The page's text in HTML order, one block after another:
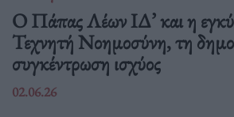
Ο Πάπας Λέων ΙΔ’ και η
Τεχνητή Νοημοσύνη, τη
συγκέντρωση ισχύος
02.06.26